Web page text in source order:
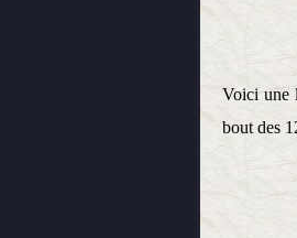
Voici une
bout des